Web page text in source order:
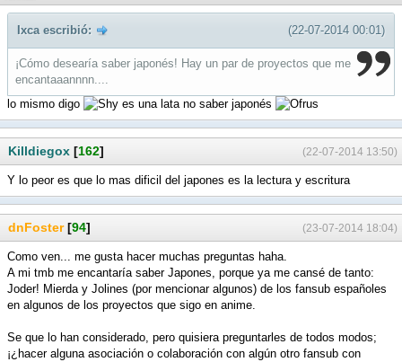
(22-07-2014 00:01)
Ixca escribió:
¡Cómo desearía saber japonés! Hay un par de proyectos que me
encantaaannnn....
lo mismo digo
es una lata no saber japonés
(22-07-2014 13:50)
Killdiegox [162]
Y lo peor es que lo mas dificil del japones es la lectura y escritura
(23-07-2014 18:04)
dnFoster[94]
Como ven... me gusta hacer muchas preguntas haha.
A mi tmb me encantaría saber Japones, porque ya me cansé de tanto:
Joder! Mierda y Jolines (por mencionar algunos) de los fansub españoles
en algunos de los proyectos que sigo en anime.
Se que lo han considerado, pero quisiera preguntarles de todos modos;
¡¿hacer alguna asociación o colaboración con algún otro fansub con